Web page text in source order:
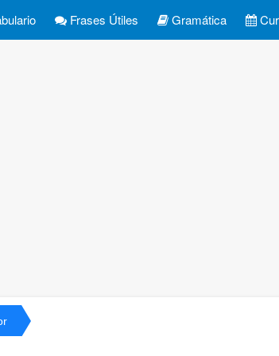
Frases Útiles Gramática